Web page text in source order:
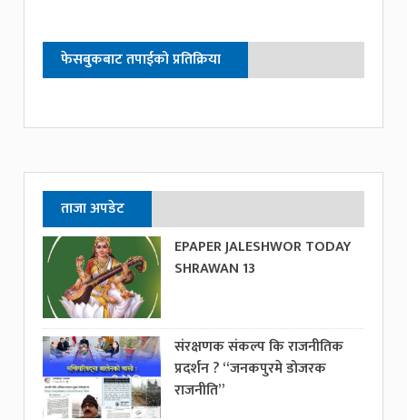
फेसबुकबाट तपाईको प्रतिक्रिया
ताजा अपडेट
EPAPER JALESHWOR TODAY
SHRAWAN 13
संरक्षणक संकल्प कि राजनीतिक
प्रदर्शन ? “जनकपुरमे डोजरक
राजनीति”